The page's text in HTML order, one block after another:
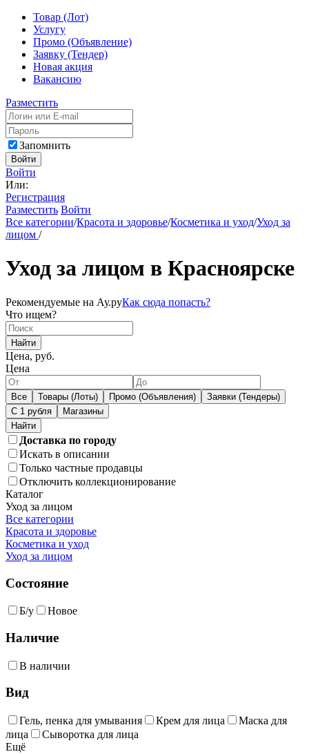
Товар (Лот)
Услугу
Промо (Объявление)
Заявку (Тендер)
Новая акция
Вакансию
Разместить
Запомнить
Войти
Войти
Или:
Регистрация
Разместить Войти
Все категории/Красота и здоровье/Косметика и уход/Уход за
лицом /
Уход за лицом в Красноярске
Рекомендуемые на Ау.руКак сюда попасть?
Что ищем?
Найти
Цена, руб.
Цена
Все Товары (Лоты) Промо (Объявления)
Заявки (Тендеры)
С 1 рубля
Магазины
Доставка по городу
Искать в описании
Только частные продавцы
Отключить коллекционирование
Каталог
Уход за лицом
Все категории
Красота и здоровье
Косметика и уход
Уход за лицом
Состояние
Б/у Новое
Наличие
В наличии
Вид
Гель, пенка для умывания Крем для лица
Маска для
лица
Сыворотка для лица
Ещё